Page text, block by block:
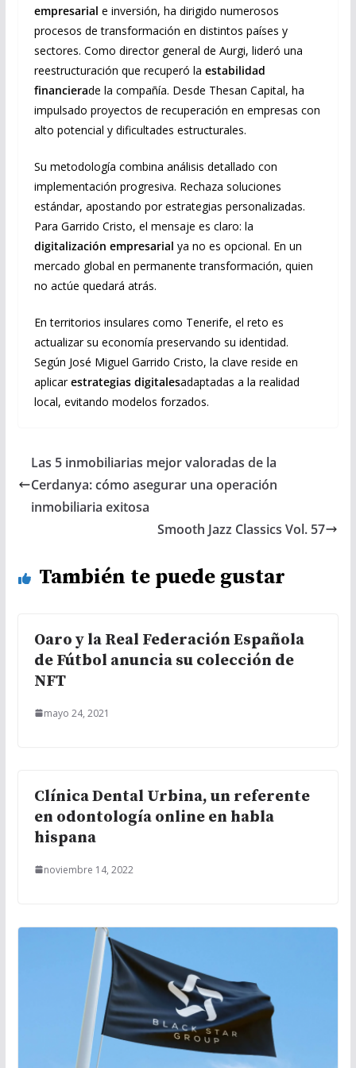
empresarial e inversión, ha dirigido numerosos
procesos de transformación en distintos países y
sectores. Como director general de Aurgi, lideró una
reestructuración que recuperó la estabilidad
financierade la compañía. Desde Thesan Capital, ha
impulsado proyectos de recuperación en empresas con
alto potencial y dificultades estructurales.
Su metodología combina análisis detallado con
implementación progresiva. Rechaza soluciones
estándar, apostando por estrategias personalizadas.
Para Garrido Cristo, el mensaje es claro: la
digitalización empresarial ya no es opcional. En un
mercado global en permanente transformación, quien
no actúe quedará atrás.
En territorios insulares como Tenerife, el reto es
actualizar su economía preservando su identidad.
Según José Miguel Garrido Cristo, la clave reside en
aplicarestrategias digitalesadaptadas a la realidad
local, evitando modelos forzados.
Las 5 inmobiliarias mejor valoradas de la
Cerdanya: cómo asegurar una operación
inmobiliaria exitosa
Smooth Jazz Classics Vol. 57
También te puede gustar
Oaro y la Real Federación Española
de Fútbol anuncia su colección de
NFT
mayo 24, 2021
Clínica Dental Urbina, un referente
en odontología online en habla
hispana
noviembre 14, 2022